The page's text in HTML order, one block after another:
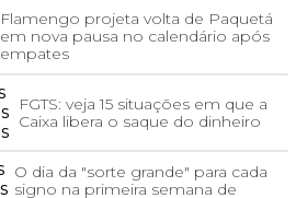
Flamengo projeta volta de Paquetá
em nova pausa no calendário após
empates
FGTS: veja 15 situações em que a
Caixa libera o saque do dinheiro
O dia da "sorte grande" para cada
signo na primeira semana de